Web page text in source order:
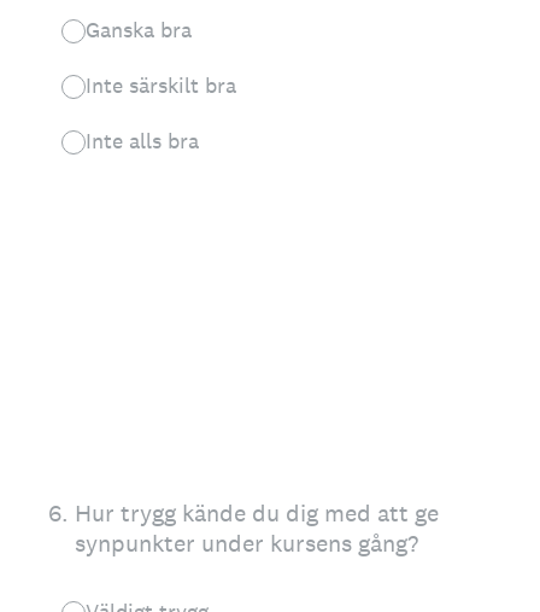
Ganska bra
Inte särskilt bra
Inte alls bra
6. Hur trygg kände du dig med att ge
synpunkter under kursens gång?